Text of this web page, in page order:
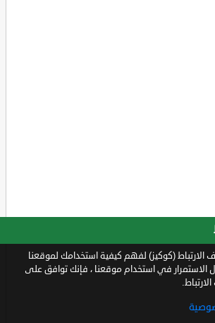
الارتباط (كوكيز) لفهم كيفية استخدامك لموقعنا
الاستمرار في استخدام موقعنا ، فإنك توافق على